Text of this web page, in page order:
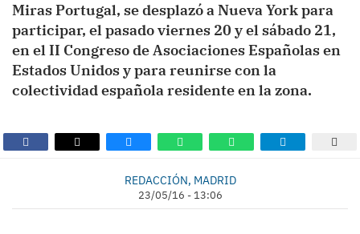
Miras Portugal, se desplazó a Nueva York para
participar, el pasado viernes 20 y el sábado 21,
en el II Congreso de Asociaciones Españolas en
Estados Unidos y para reunirse con la
colectividad española residente en la zona.
REDACCIÓN, MADRID
23/05/16 - 13:06